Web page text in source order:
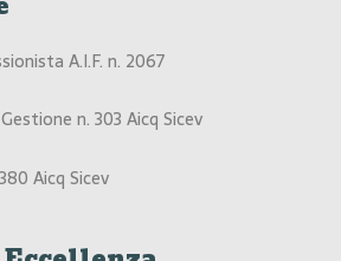
A.I.F. n. 2067
n. 303 Aicq Sicev
Aicq Sicev